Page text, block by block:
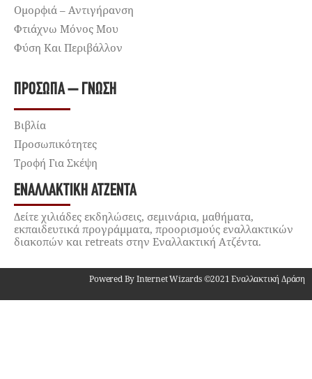
Ομορφιά – Αντιγήρανση
Φτιάχνω Μόνος Μου
Φύση Και Περιβάλλον
ΠΡΌΣΩΠΑ – ΓΝΏΣΗ
Βιβλία
Προσωπικότητες
Τροφή Για Σκέψη
ΕΝΑΛΛΑΚΤΙΚΉ ΑΤΖΈΝΤΑ
Δείτε χιλιάδες εκδηλώσεις, σεμινάρια, μαθήματα,
εκπαιδευτικά προγράμματα, προορισμούς εναλλακτικών
διακοπών και retreats στην Εναλλακτική Ατζέντα.
Powered By Internet Wizards ©2021 Εναλλακτική Δράση